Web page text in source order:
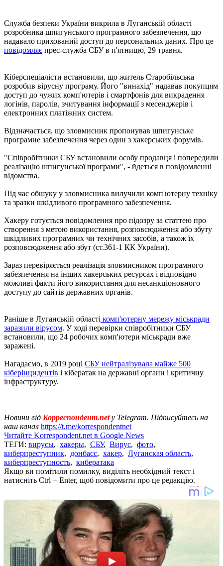
Служба безпеки України викрила в Луганській області
розробника шпигунського програмного забезпечення, що
надавало прихований доступ до персональних даних. Про це
повідомляє прес-служба СБУ в п'ятницю, 29 травня.
Кіберспеціалісти встановили, що житель Старобільська
розробив вірусну програму. Його "винахід" надавав покупцям
доступ до чужих комп'ютерів і смартфонів для викрадення
логінів, паролів, зчитування інформації з месенджерів і
електронних платіжних систем.
Відзначається, що зловмисник пропонував шпигунське
програмне забезпечення через один з хакерських форумів.
"Співробітники СБУ встановили особу продавця і попередили
реалізацію шпигунської програми", - йдеться в повідомленні
відомства.
Під час обшуку у зловмисника вилучили комп'ютерну техніку
та зразки шкідливого програмного забезпечення.
Хакеру готується повідомлення про підозру за статтею про
створення з метою використання, розповсюдження або збуту
шкідливих програмних чи технічних засобів, а також їх
розповсюдження або збут (ст.361-1 КК України).
Зараз перевіряється реалізація зловмисником програмного
забезпечення на інших хакерських ресурсах і відповідно
можливі факти його використання для несанкціоновного
доступу до сайтів державних органів.
Раніше в Луганській області комп'ютерну мережу міськради
заразили вірусом. У ході перевірки співробітники СБУ
встановили, що 24 робочих комп'ютери міськради вже
заражені.
Нагадаємо, в 2019 році СБУ нейтралізувала майже 500
кіберінцидентів і кібератак на державні органи і критичну
інфраструктуру.
Новини від Корреспондент.net у Telegram. Підписуйтесь на
наш канал https://t.me/korrespondentnet
Читайте Korrespondent.net в Google News
ТЕГИ: вирусы, хакеры, СБУ, Вирус, фото,
киберпреступник, донбасс, хакер, Луганская область,
киберпреступность, кибератака
Якщо ви помітили помилку, виділіть необхідний текст і
натисніть Ctrl + Enter, щоб повідомити про це редакцію.